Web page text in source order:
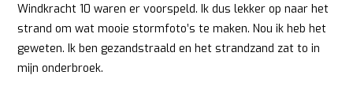
Windkracht 10 waren er voorspeld. Ik dus lekker op naar het
strand om wat mooie stormfoto’s te maken. Nou ik heb het
geweten. Ik ben gezandstraald en het strandzand zat to in
mijn onderbroek.